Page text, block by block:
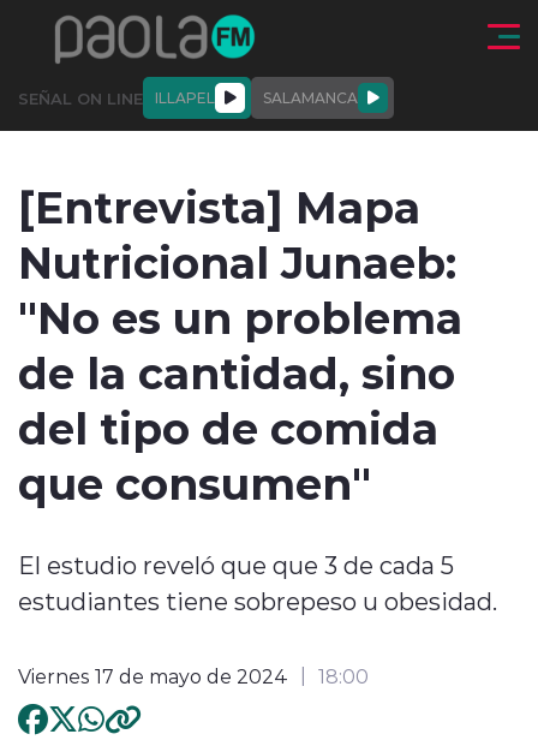
Click acá para ir directamente al contenido
SEÑAL ON LINE ILLAPEL SALAMANCA
ACTUALIDAD
modo claro
[Entrevista] Mapa
Nutricional Junaeb:
"No es un problema
de la cantidad, sino
del tipo de comida
que consumen"
El estudio reveló que que 3 de cada 5
estudiantes tiene sobrepeso u obesidad.
Viernes 17 de mayo de 2024 18:00